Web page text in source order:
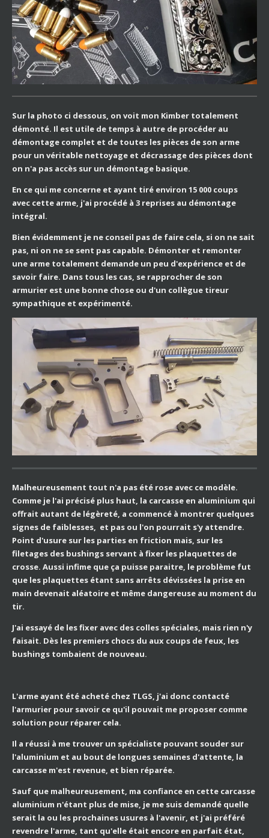
Sur la photo ci dessous, on voit mon Kimber totalement
démonté. Il est utile de temps à autre de procéder au
démontage complet et de toutes les pièces de son arme
pour un véritable nettoyage et décrassage des pièces dont
on n'a pas accès sur un démontage basique.
En ce qui me concerne et ayant tiré environ 15 000 coups
avec cette arme, j'ai procédé à 3 reprises au démontage
intégral.
Bien évidemment je ne conseil pas de faire cela, si on ne sait
pas, ni on ne se sent pas capable. Démonter et remonter
une arme totalement demande un peu d'expérience et de
savoir faire. Dans tous les cas, se rapprocher de son
armurier est une bonne chose ou d'un collègue tireur
sympathique et expérimenté.
Malheureusement tout n'a pas été rose avec ce modèle.
Comme je l'ai précisé plus haut, la carcasse en aluminium qui
offrait autant de légèreté, a commencé à montrer quelques
signes de faiblesses, et pas ou l'on pourrait s'y attendre.
Point d'usure sur les parties en friction mais, sur les
filetages des bushings servant à fixer les plaquettes de
crosse. Aussi infime que ça puisse paraitre, le problème fut
que les plaquettes étant sans arrêts dévissées la prise en
main devenait aléatoire et même dangereuse au moment du
tir.
J'ai essayé de les fixer avec des colles spéciales, mais rien n'y
faisait. Dès les premiers chocs du aux coups de feux, les
bushings tombaient de nouveau.
L'arme ayant été acheté chez TLGS, j'ai donc contacté
l'armurier pour savoir ce qu'il pouvait me proposer comme
solution pour réparer cela.
Il a réussi à me trouver un spécialiste pouvant souder sur
l'aluminium et au bout de longues semaines d'attente, la
carcasse m'est revenue, et bien réparée.
Sauf que malheureusement, ma confiance en cette carcasse
aluminium n'étant plus de mise, je me suis demandé quelle
serait la ou les prochaines usures à l'avenir, et j'ai préféré
revendre l'arme, tant qu'elle était encore en parfait état,